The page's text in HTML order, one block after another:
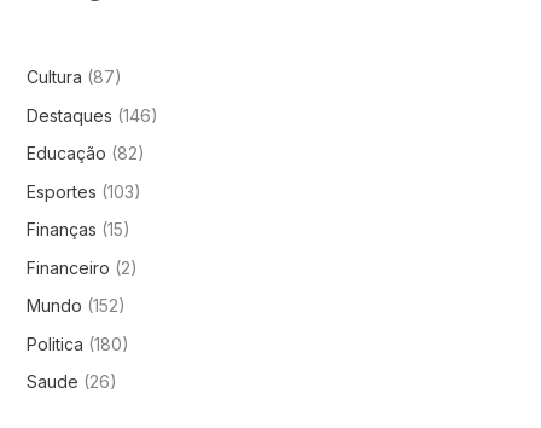
Cultura (87)
Destaques (146)
Educação (82)
Esportes (103)
Finanças (15)
Financeiro (2)
Mundo (152)
Politica (180)
Saude (26)